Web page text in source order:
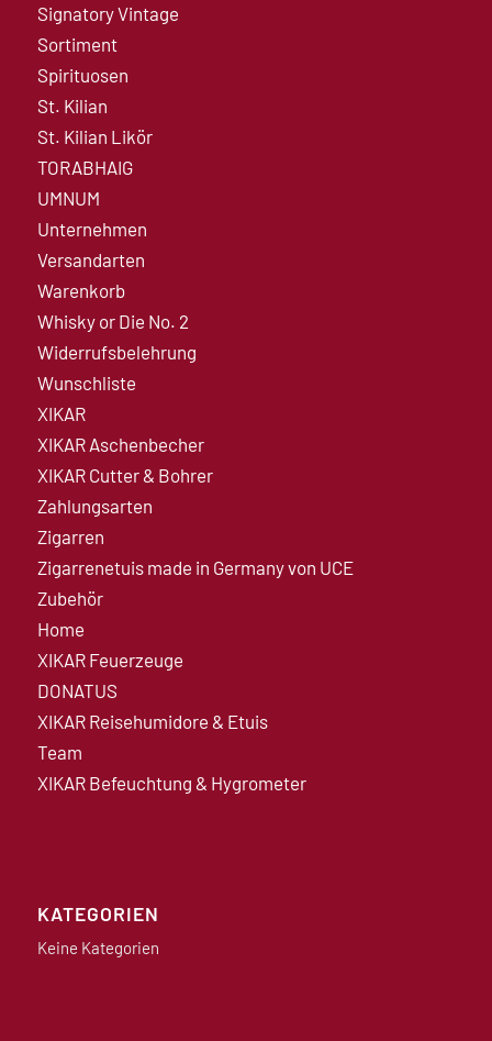
Signatory Vintage
Sortiment
Spirituosen
St. Kilian
St. Kilian Likör
TORABHAIG
UMNUM
Unternehmen
Versandarten
Warenkorb
Whisky or Die No. 2
Widerrufsbelehrung
Wunschliste
XIKAR
XIKAR Aschenbecher
XIKAR Cutter & Bohrer
Zahlungsarten
Zigarren
Zigarrenetuis made in Germany von UCE
Zubehör
Home
XIKAR Feuerzeuge
DONATUS
XIKAR Reisehumidore & Etuis
Team
XIKAR Befeuchtung & Hygrometer
KATEGORIEN
Keine Kategorien